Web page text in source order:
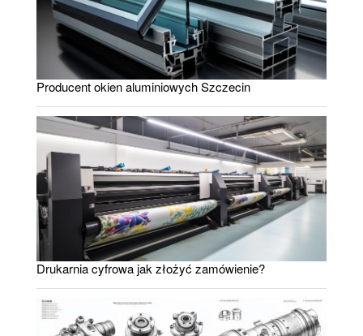
Producent okien aluminiowych Szczecin
Drukarnia cyfrowa jak złożyć zamówienie?